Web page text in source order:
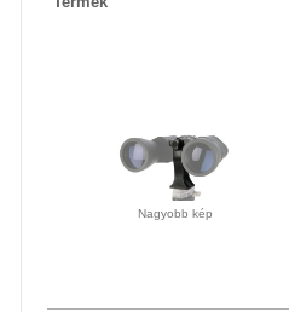
Nagyobb kép